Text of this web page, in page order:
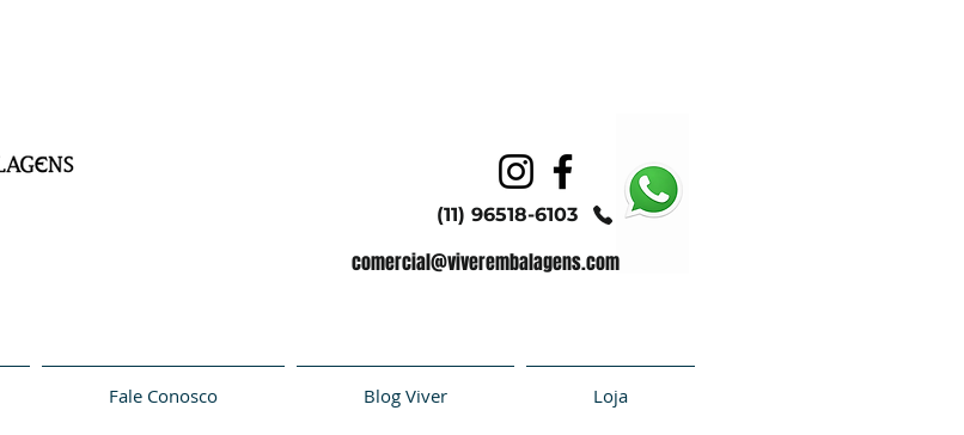
(11) 96518-6103
comercial@viverembalagens.com
Fale Conosco Blog Viver Loja